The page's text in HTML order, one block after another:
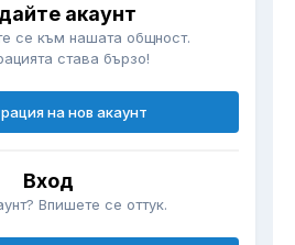
акаунт
се към нашата общност.
става бързо!
на нов акаунт
Вход
Впишете се оттук.